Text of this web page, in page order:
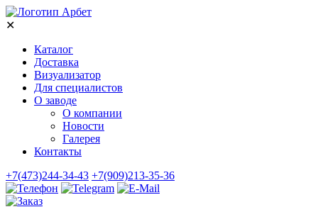
✕
Каталог
Доставка
Визуализатор
Для специалистов
О заводе
О компании
Новости
Галерея
Контакты
+7(473)244-34-43 +7(909)213-35-36